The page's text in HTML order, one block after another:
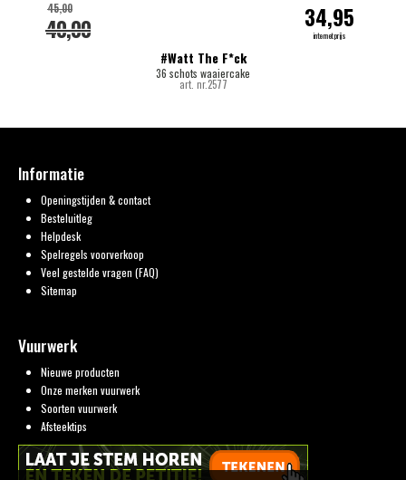
#Watt The F*ck
36 schots waaiercake
art. nr.2577
40,00
45,00 34,95
internetprijs
Informatie
Openingstijden & contact
Besteluitleg
Helpdesk
Spelregels voorverkoop
Veel gestelde vragen (FAQ)
Sitemap
Vuurwerk
Nieuwe producten
Onze merken vuurwerk
Soorten vuurwerk
Afsteektips